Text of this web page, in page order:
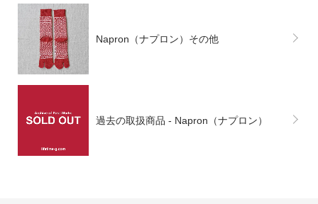
Napron（ナプロン）その他
過去の取扱商品 - Napron（ナプロン）